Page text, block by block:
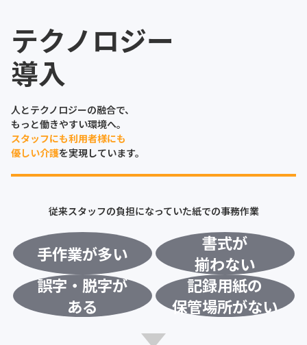
テクノロジー
導入
人とテクノロジーの融合で、
もっと働きやすい環境へ。
スタッフにも利用者様にも
優しい介護を実現しています。
従来スタッフの負担になっていた紙での事務作業
手作業が多い
書式が
揃わない
誤字・脱字が
ある
記録用紙の
保管場所がない